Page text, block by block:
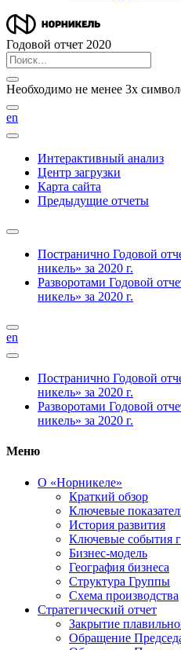
Годовой отчет 2020
Необходимо не менее 3х
en
Интерактивный анализ
Центр загрузки
Карта сайта
Предыдущие отчеты
Постранично Годовой
никель» за 2020 г.
Разворотами Годовой
никель» за 2020 г.
en
Постранично Годовой
никель» за 2020 г.
Разворотами Годовой
никель» за 2020 г.
Меню
О «Норникеле»
Краткий обзор
Ключевые
История развития
Ключевые события
Бизнес-модель
География бизнеса
Структура Группы
Схема производства
Стратегический отчет
Закрытие
Обращение